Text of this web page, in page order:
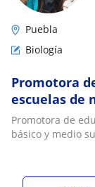
Puebla
Biología
Promotora
escuelas de
como para
Promotora de
básico y medio